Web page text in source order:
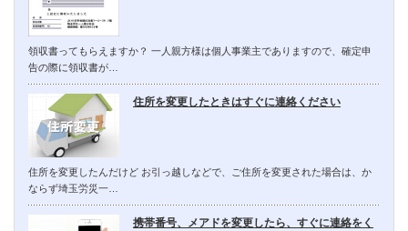
領収書ってもらえますか？ 一人親方様は個人事業主でありますので、確定申
告の際に領収書が…
住所を変更したときはすぐに連絡ください
住所を変更したんだけど お引っ越しなどで、ご住所を変更された場合は、か
ならず埼玉労災一…
携帯番号、メアドを変更したら、すぐに連絡をく